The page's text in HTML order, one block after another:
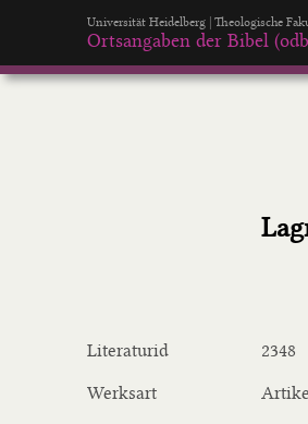
Universität Heidelberg | Theologische
Ortsangaben der Bibel
Literaturid 2348
Werksart